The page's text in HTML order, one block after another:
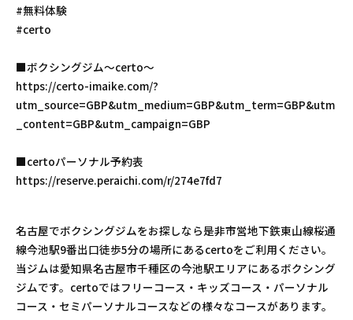
#無料体験
#certo
■ボクシングジム〜certo〜
https://certo-imaike.com/?
utm_source=GBP&utm_medium=GBP&utm_term=GBP&utm
_content=GBP&utm_campaign=GBP
■certoパーソナル予約表
https://reserve.peraichi.com/r/274e7fd7
名古屋でボクシングジムをお探しなら是非市営地下鉄東山線桜通
線今池駅9番出口徒歩5分の場所にあるcertoをご利用ください。
当ジムは愛知県名古屋市千種区の今池駅エリアにあるボクシング
ジムです。certoではフリーコース・キッズコース・パーソナル
コース・セミパーソナルコースなどの様々なコースがあります。